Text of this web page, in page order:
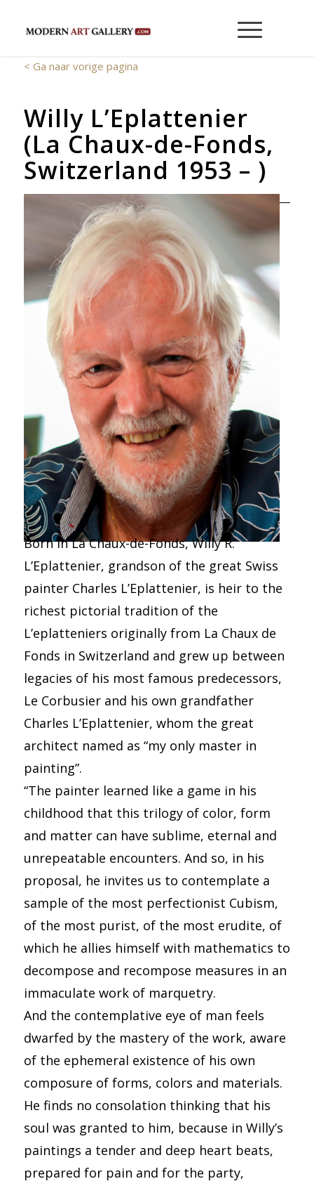
< Ga naar vorige pagina
Willy L’Eplattenier
(La Chaux-de-Fonds,
Switzerland 1953 – )
Born in La Chaux-de-Fonds, Willy R.
L’Eplattenier, grandson of the great Swiss
painter Charles L’Eplattenier, is heir to the
richest pictorial tradition of the
L’eplatteniers originally from La Chaux de
Fonds in Switzerland and grew up between
legacies of his most famous predecessors,
Le Corbusier and his own grandfather
Charles L’Eplattenier, whom the great
architect named as “my only master in
painting”.
“The painter learned like a game in his
childhood that this trilogy of color, form
and matter can have sublime, eternal and
unrepeatable encounters. And so, in his
proposal, he invites us to contemplate a
sample of the most perfectionist Cubism,
of the most purist, of the most erudite, of
which he allies himself with mathematics to
decompose and recompose measures in an
immaculate work of marquetry.
And the contemplative eye of man feels
dwarfed by the mastery of the work, aware
of the ephemeral existence of his own
composure of forms, colors and materials.
He finds no consolation thinking that his
soul was granted to him, because in Willy’s
paintings a tender and deep heart beats,
prepared for pain and for the party,